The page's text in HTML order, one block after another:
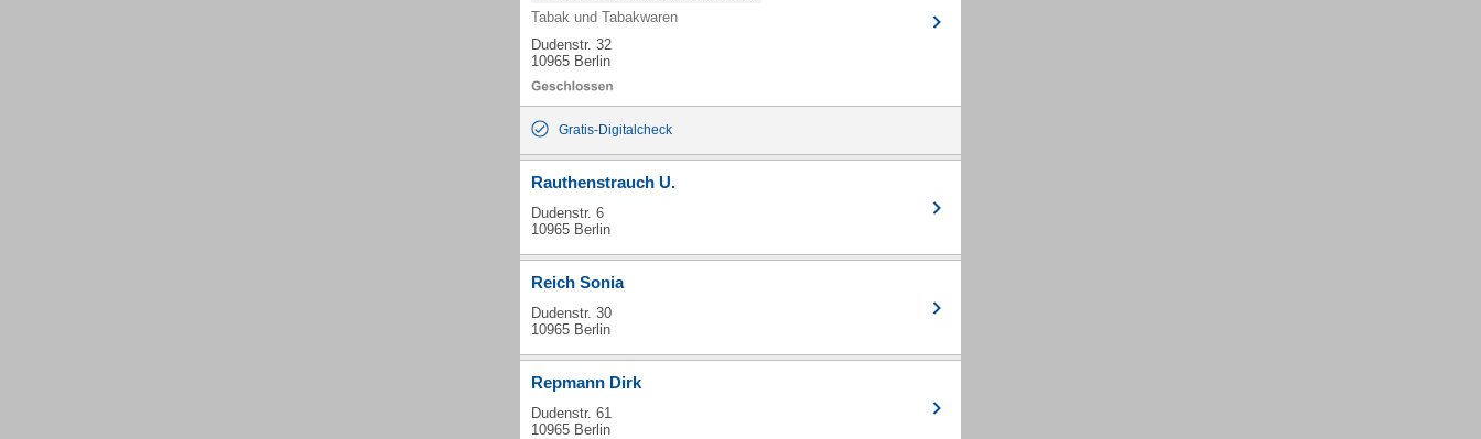
Tabak und Tabakwaren
Dudenstr. 32
10965 Berlin
Gratis-Digitalcheck
Rauthenstrauch U.
Dudenstr. 6
10965 Berlin
Reich Sonia
Dudenstr. 30
10965 Berlin
Repmann Dirk
Dudenstr. 61
10965 Berlin